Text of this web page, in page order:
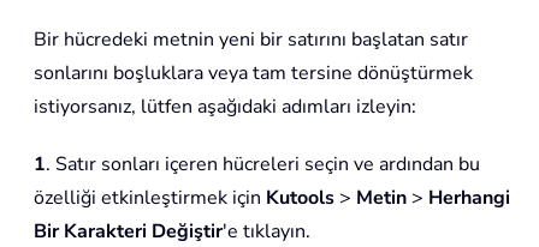
Bir hücredeki metnin yeni bir satırını başlatan satır
sonlarını boşluklara veya tam tersine dönüştürmek
istiyorsanız, lütfen aşağıdaki adımları izleyin:
1. Satır sonları içeren hücreleri seçin ve ardından bu
özelliği etkinleştirmek için Kutools > Metin > Herhangi
Bir Karakteri Değiştir'e tıklayın.